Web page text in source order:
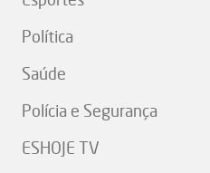
Política
Saúde
Polícia e Segurança
ESHOJE TV